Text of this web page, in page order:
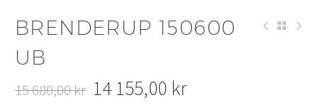
BRENDERUP 150600
UB
15 680,00kr 14 155,00 kr